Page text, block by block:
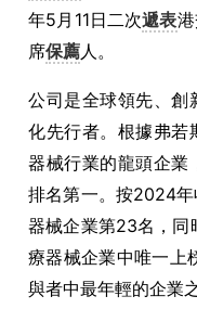
年5月11日二次遞表
席保薦人。
公司是全球領先、創
化先行者。根據弗若
器械行業的龍頭企業
排名第一。按2024
器械企業第23名，同
療器械企業中唯一上
與者中最年輕的企業之